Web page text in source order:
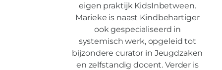
eigen praktijk KidsInbetween.
Marieke is naast Kindbehartiger
ook gespecialiseerd in
systemisch werk, opgeleid tot
bijzondere curator in Jeugdzaken
en zelfstandig docent. Verder is